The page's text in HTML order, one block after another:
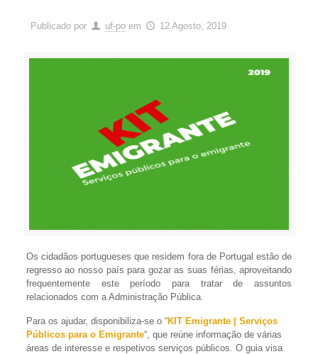
Publicado por uf-po em 12 Agosto, 2019
Os cidadãos portugueses que residem fora de Portugal estão de
regresso ao nosso país para gozar as suas férias, aproveitando
frequentemente este período para tratar de assuntos
relacionados com a Administração Pública.
Para os ajudar, disponibiliza-se o “KIT Emigrante | Serviços
Públicos para o Emigrante“, que reúne informação de várias
áreas de interesse e respetivos serviços públicos. O guia visa